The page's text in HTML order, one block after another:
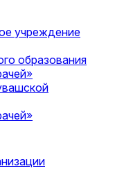
учреждение
образования